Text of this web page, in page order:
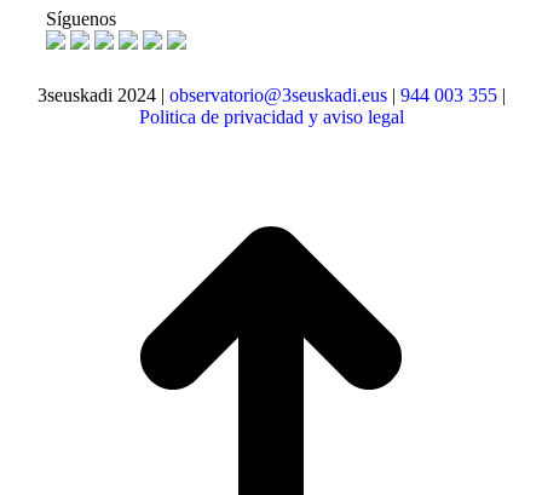
Síguenos
3seuskadi 2024 | observatorio@3seuskadi.eus| 944 003 355|
Politica de privacidad y aviso legal